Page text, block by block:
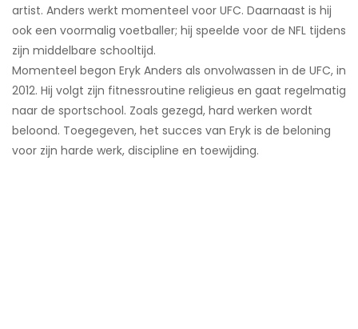
artist. Anders werkt momenteel voor UFC. Daarnaast is hij
ook een voormalig voetballer; hij speelde voor de NFL tijdens
zijn middelbare schooltijd.
Momenteel begon Eryk Anders als onvolwassen in de UFC, in
2012. Hij volgt zijn fitnessroutine religieus en gaat regelmatig
naar de sportschool. Zoals gezegd, hard werken wordt
beloond. Toegegeven, het succes van Eryk is de beloning
voor zijn harde werk, discipline en toewijding.